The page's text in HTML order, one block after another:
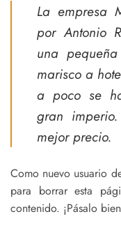
La empresa
por Antonio
una
marisco a
a poco se
gran
mejor precio.
Como nuevo usuario
para borrar esta
contenido. ¡Pásalo